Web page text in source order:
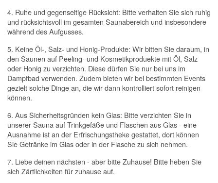
4. Ruhe und gegenseitige Rücksicht: Bitte verhalten Sie sich ruhig
und rücksichtsvoll im gesamten Saunabereich und insbesondere
während des Aufgusses.
5. Keine Öl-, Salz- und Honig-Produkte: Wir bitten Sie daraum, in
den Saunen auf Peeling- und Kosmetikproduekte mit Öl, Salz
oder Honig zu verzichten. Diese dürfen Sie nur bei uns im
Dampfbad verwenden. Zudem bieten wir bei bestimmten Events
gezielt solche Dinge an, die wir dann kontrolliert sofort reinigen
können.
6. Aus Sicherheitsgründen kein Glas: Bitte verzichten Sie in
unserer Sauna auf Trinkgefäße und Flaschen aus Glas - eine
Ausnahme ist an der Erfrischungstheke gestattet, dort können
Sie Getränke im Glas oder in der Flasche zu sich nehmen.
7. Liebe deinen nächsten - aber bitte Zuhause! Bitte heben Sie
sich Zärtlichkeiten für zuhause auf.